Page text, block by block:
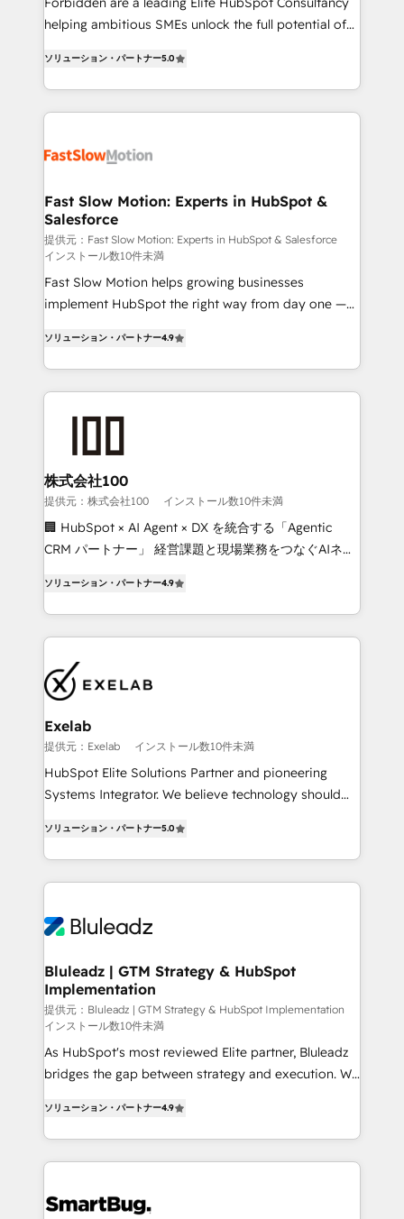
: migration sécurisée, implémentation Marketing +
Sales + Service Hub, synchronisation ERP ↔
Implementation, Data Migration & Custom
Integration. 📩 Parlons de votre projet →
helping ambitious SMEs unlock the full potential of
but never see the ROI they expected due to poor
adoption, messy data, and disconnected teams
getting in the way. That’s where we come in. We
design, implement, and optimise HubSpot so it
services include: - Choosing the right HubSpot
package for your business - Full CRM, Marketing, and
Sales Hub implementations - Custom dashboards
and reporting - Workflow automation and data
clean-up - Sales enablement and team training -
Ongoing optimisation and RevOps support Based in
engine it’s meant to be.
ソリューション・パートナー5.0
Fast Slow Motion: Experts in HubSpot &
Salesforce
提供元：Fast Slow Motion: Experts in HubSpot & Salesforce
インストール数10件未満
Fast Slow Motion helps growing businesses
implement HubSpot the right way from day one —
Highly certified in both HubSpot and Salesforce, we
bring deep experience in CRM implementation,
integrations, and data migration across modern
combines strong technical execution with real
business perspective. Many of our consultants have
scaled businesses themselves, giving us a practical
understanding of what owners and operators need
as their systems, data, and processes evolve. Since
range of industries, including healthcare, software,
B2B services, manufacturing, financial services and
on delivering clean, scalable, AI-ready systems that
create long-term value and a consistently strong
ソリューション・パートナー4.9
株式会社100
提供元：株式会社100 インストール数10件未満
🏢 HubSpot × AI Agent × DX を統合する「Agentic
CRM パートナー」 経営課題と現場業務をつなぐAIネイ
力で顧客フロント業務を再設計します。 💡 100inc は何
をする会社か？ HubSpotを共通基盤に、AIエージェン
トを組み込んだ顧客フロント業務（マーケティング・営
ィブ・エージェンシーです。事業部・グループ会社・部
門が分立する組織で、データと業務プロセスのサイロ化
を、CRMを軸とした全社共通基盤に再構築します。意
思決定者・PMO・現場担当者に並走します。 1️⃣
HubSpot導入・活用支援 顧客データの一元化から、
GTMの見える化・自動化まで。全Hub統合運用、デー
2️⃣ AIエージェント組織構築 営業・マーケティング業務
の一部をAIが自律実行する組織への移行を設計・実装。
DX × AI推進のPMO伴走支援 複数部門をまたぐDX×AI変
革を、構想から実装・定着までPMOとして主導。「設
の統合・浸透・変革管理を実行します。 ▸ CMS戦略設
計・構築：リード獲得・CVR・SEOを前提にした情報設
計・導線設計・テンプレート設計をContent Hubで一体
提供。 ▸ 既存CRM・MAからの移行支援：Salesforce・
Marketo・Pardot等からの移行、カスタム設計、履歴
Perplexity等のAI検索からの流入・引用を前提にコンテ
ンツとサイト構造を最適化。 🏆 なぜ100incを選ぶの
ISO9001:2015 取得 ✓ 400社以上の導入実績 ✓
ソリューション・パートナー4.9
Exelab
提供元：Exelab インストール数10件未満
HubSpot Elite Solutions Partner and pioneering
Systems Integrator. We believe technology should
Every engagement begins with clear objectives,
customer journey mapping, and measurable KPIs.
Only then we architect solutions. The question is
outcomes to deliver. -SYSTEM INTEGRATION-
make HubSpot the operational hub, integrated with
SAP, Microsoft Dynamics, custom ERPs, and any
enterprise platform. Proprietary apps extend
HubSpot beyond standard configurations. -AI-
FIRST- AI across customer-facing operations to
accelerate decisions, streamline processes, and
action and automation into competitive advantage.
✦ 150+ implementations ✦ 100+ certifications ✦ 7
ソリューション・パートナー5.0
Bluleadz | GTM Strategy & HubSpot
Implementation
提供元：Bluleadz | GTM Strategy & HubSpot Implementation
インストール数10件未満
As HubSpot's most reviewed Elite partner, Bluleadz
bridges the gap between strategy and execution. We
Operating System (GTM OS) to align your leadership
and engineer a portal that drives predictable
revenue velocity. 🚀 GTM Strategy & Alignment
stalling growth. Fix your ICP, Math, and Story to stop
ソリューション・パートナー4.9